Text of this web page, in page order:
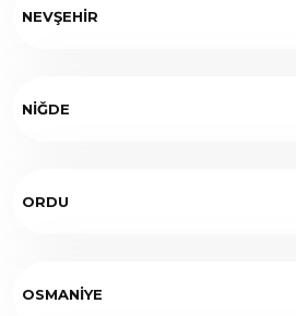
NEVŞEHİR
NİĞDE
ORDU
OSMANİYE